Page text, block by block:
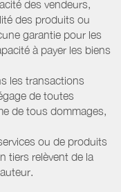
des vendeurs,
des produits ou
garantie pour les
à payer les biens
les transactions
de toutes
de tous dommages,
ou de produits
tiers relèvent de la